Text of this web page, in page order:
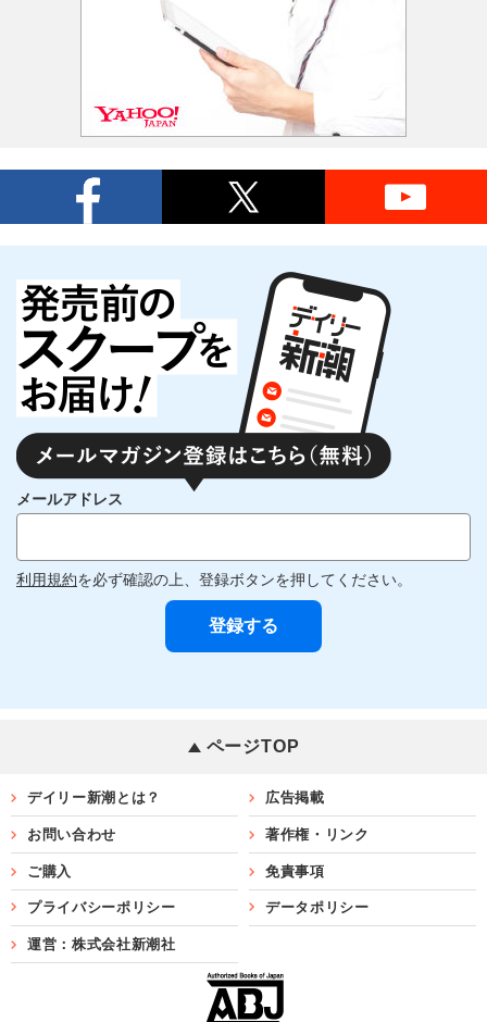
メールアドレス
利用規約を必ず確認の上、登録ボタンを押してください。
ページTOP
デイリー新潮とは？ 広告掲載
お問い合わせ 著作権・リンク
ご購入 免責事項
プライバシーポリシー データポリシー
運営：株式会社新潮社